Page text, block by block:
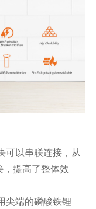
可以串联连接，从
提高了整体效
尖端的磷酸铁锂